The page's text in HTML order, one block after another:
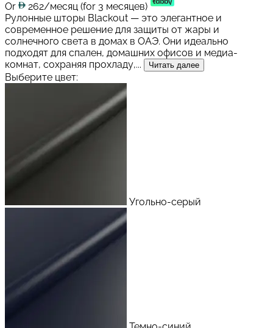
Or
262/месяц (for 3 месяцев)
Рулонные шторы Blackout — это элегантное и
современное решение для защиты от жары и
солнечного света в домах в ОАЭ. Они идеально
подходят для спален, домашних офисов и медиа-
комнат, сохраняя прохладу,...
Читать далее
Выберите цвет:
Угольно-серый